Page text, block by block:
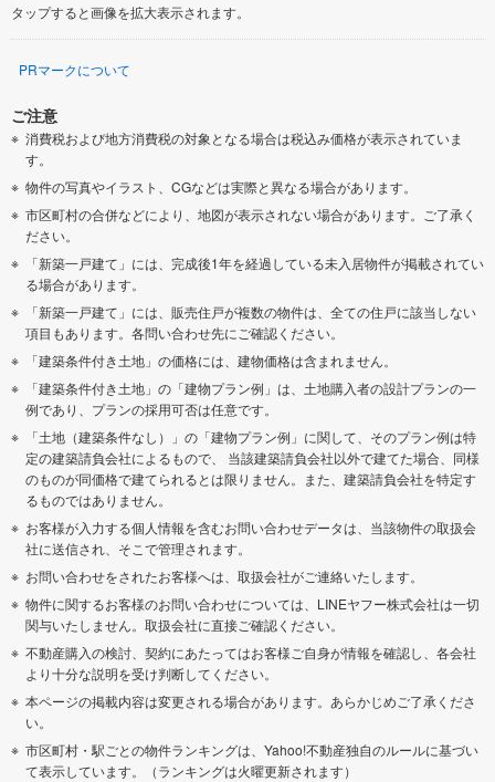
タップすると画像を拡大表示されます。
PRマークについて
ご注意
消費税および地方消費税の対象となる場合は税込み価格が表示されていま
す。
物件の写真やイラスト、CGなどは実際と異なる場合があります。
市区町村の合併などにより、地図が表示されない場合があります。ご了承く
ださい。
「新築一戸建て」には、完成後1年を経過している未入居物件が掲載されてい
る場合があります。
「新築一戸建て」には、販売住戸が複数の物件は、全ての住戸に該当しない
項目もあります。各問い合わせ先にご確認ください。
「建築条件付き土地」の価格には、建物価格は含まれません。
「建築条件付き土地」の「建物プラン例」は、土地購入者の設計プランの一
例であり、プランの採用可否は任意です。
「土地（建築条件なし）」の「建物プラン例」に関して、そのプラン例は特
定の建築請負会社によるもので、 当該建築請負会社以外で建てた場合、同様
のものが同価格で建てられるとは限りません。また、建築請負会社を特定す
るものではありません。
お客様が入力する個人情報を含むお問い合わせデータは、当該物件の取扱会
社に送信され、そこで管理されます。
お問い合わせをされたお客様へは、取扱会社がご連絡いたします。
物件に関するお客様のお問い合わせについては、LINEヤフー株式会社は一切
関与いたしません。取扱会社に直接ご確認ください。
不動産購入の検討、契約にあたってはお客様ご自身が情報を確認し、各会社
より十分な説明を受け判断してください。
本ページの掲載内容は変更される場合があります。あらかじめご了承くださ
い。
市区町村・駅ごとの物件ランキングは、Yahoo!不動産独自のルールに基づい
て表示しています。（ランキングは火曜更新されます）